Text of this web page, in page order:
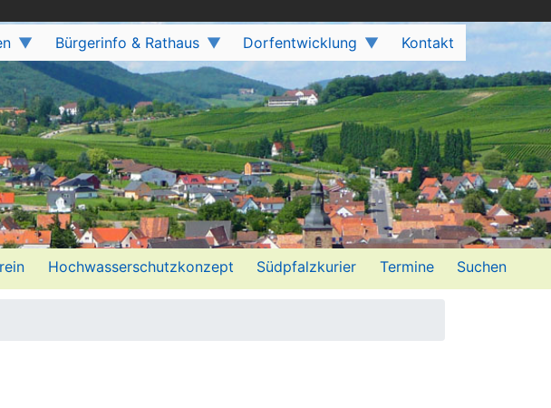
Bürgerinfo & Rathaus Dorfentwicklung
Kontakt
Hochwasserschutzkonzept Südpfalzkurier Termine Suchen